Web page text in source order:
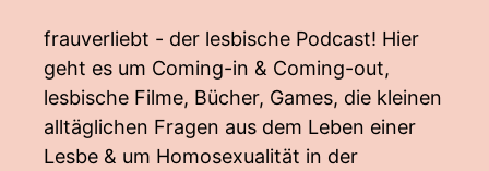
frauverliebt - der lesbische Podcast! Hier
geht es um Coming-in & Coming-out,
lesbische Filme, Bücher, Games, die kleinen
alltäglichen Fragen aus dem Leben einer
Lesbe & um Homosexualität in der